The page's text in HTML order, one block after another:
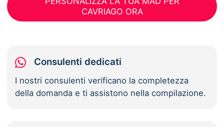
CAVRIAGO ORA
Consulenti dedicati
I nostri consulenti verificano la completezza
della domanda e ti assistono nella compilazione.